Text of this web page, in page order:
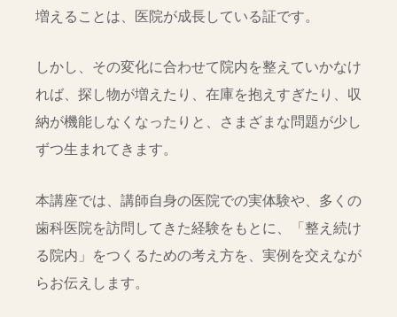
増えることは、医院が成長している証です。
しかし、その変化に合わせて院内を整えていかなけ
れば、探し物が増えたり、在庫を抱えすぎたり、収
納が機能しなくなったりと、さまざまな問題が少し
ずつ生まれてきます。
本講座では、講師自身の医院での実体験や、多くの
歯科医院を訪問してきた経験をもとに、「整え続け
る院内」をつくるための考え方を、実例を交えなが
らお伝えします。